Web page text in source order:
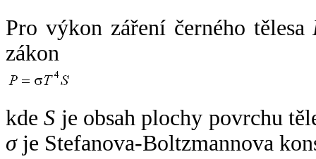
Pro výkon záření černého tělesa
zákon
kdeS je obsah plochy povrchu
σje Stefanova-Boltzmannova